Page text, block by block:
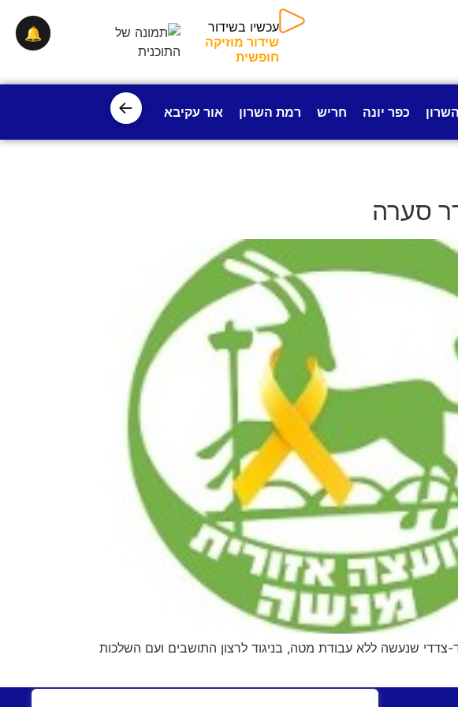
עכשיו בשידור
שידור מוזיקה
חופשית
כפר יונה חריש רמת השרון אור עקיבא פרדס חנה
←
סערה
שנעשה ללא עבודת מטה, בניגוד לרצון התושבים ועם השלכות
🔔